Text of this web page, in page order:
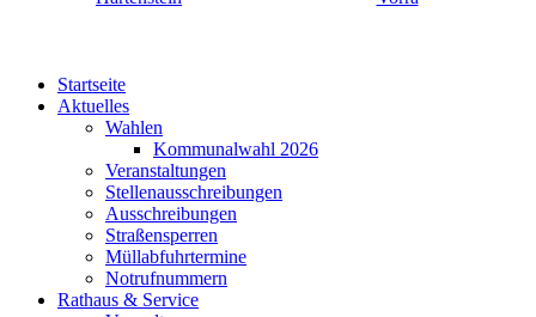
Startseite
Aktuelles
Wahlen
Kommunalwahl 2026
Veranstaltungen
Stellenausschreibungen
Ausschreibungen
Straßensperren
Müllabfuhrtermine
Notrufnummern
Rathaus & Service